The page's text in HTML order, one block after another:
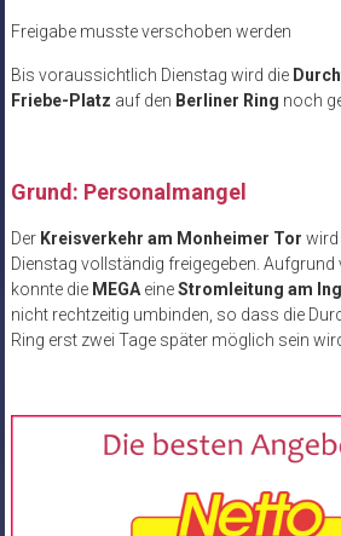
Freigabe musste verschoben werden
Bis voraussichtlich Dienstag wird die
Friebe-Platz auf den Berliner Ring noch
Grund: Personalmangel
Der Kreisverkehr am Monheimer Tor
Dienstag vollständig freigegeben.
konnte die MEGAeineStromleitung am
nicht rechtzeitig umbinden, so dass die
Ring erst zwei Tage später möglich sein